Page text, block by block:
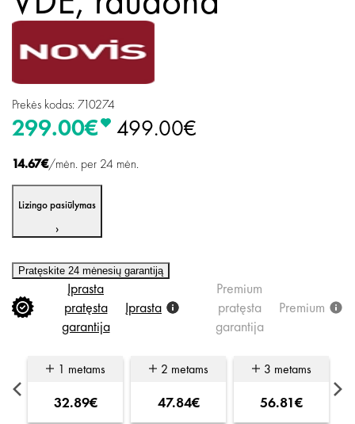
Prekės kodas: 710274
299.00€ 499.00€
14.67€/mėn. per 24 mėn.
Lizingo pasiūlymas
›
Pratęskite 24 mėnesių garantiją
Įprasta
pratęsta
garantija
Įprasta
Premium
pratęsta
garantija
Premium
1 metams
32.89€
2 metams
47.84€
3 metams
56.81€